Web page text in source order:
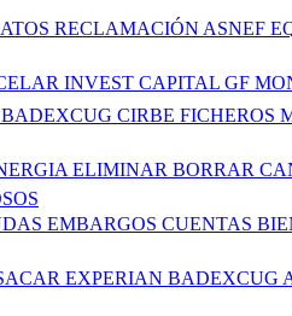
RECLAMACIÓN ASNEF
INVEST CAPITAL GF
CIRBE
ELIMINAR BORRAR
EMBARGOS CUENTAS
EXPERIAN